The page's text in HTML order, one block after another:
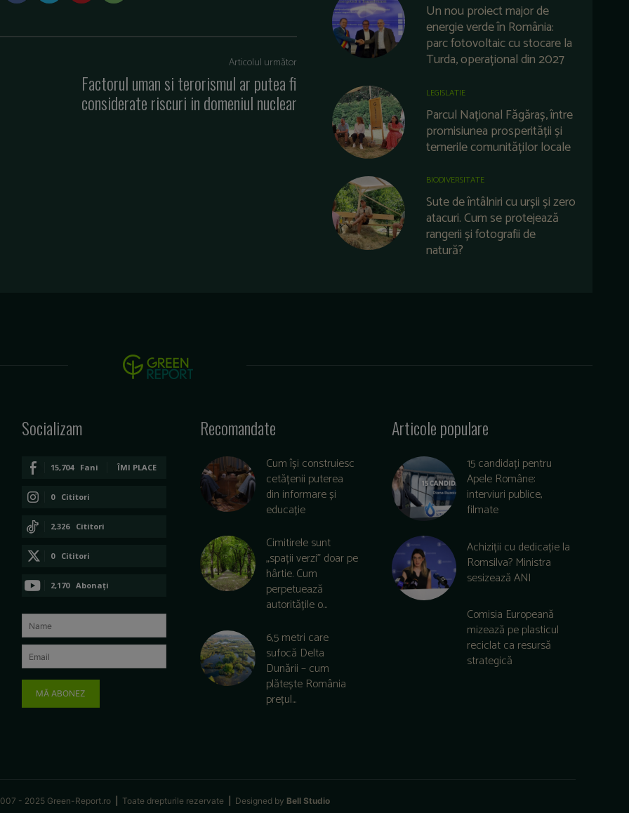
Articolul următor
Factorul uman si terorismul ar putea fi
considerate riscuri in domeniul nuclear
Un nou proiect major de
energie verde în România:
parc fotovoltaic cu stocare la
Turda, operațional din 2027
LEGISLATIE
Parcul Național Făgăraș, între
promisiunea prosperității și
temerile comunităților locale
BIODIVERSITATE
Sute de întâlniri cu urșii și zero
atacuri. Cum se protejează
rangerii și fotografii de
natură?
Socializam
15,704 Fani ÎMI PLACE
0 Cititori
CONECTAȚI-VĂ
2,326 Cititori
0 Cititori
CONECTAȚI-VĂ
2,170 Abonați
ABONAȚI-VĂ
MĂ ABONEZ
Recomandate
Cum își construiesc
cetățenii puterea
din informare și
educație
Cimitirele sunt
„spații verzi” doar pe
hârtie. Cum
perpetuează
autoritățile o...
6,5 metri care
sufocă Delta
Dunării – cum
plătește România
prețul...
Articole populare
15 candidați pentru
Apele Române:
interviuri publice,
filmate
Achiziții cu dedicație la
Romsilva? Ministra
sesizează ANI
Comisia Europeană
mizează pe plasticul
reciclat ca resursă
strategică
- 2025 Green-Report.ro Toate drepturile rezervate Designed by Bell Studio